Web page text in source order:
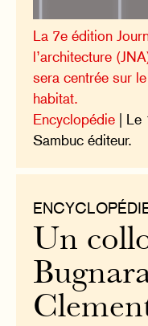
La 7e édition
l’architecture
sera centrée sur
habitat.
Encyclopédie | Le
Sambuc éditeur.
Un